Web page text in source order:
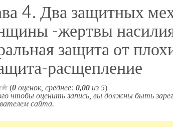
4. Два защитных
-жертвы
защита от
расщепление
(0 оценок, среднее: 0,00 из 5)
чтобы оценить запись, вы должны быть
сайта.